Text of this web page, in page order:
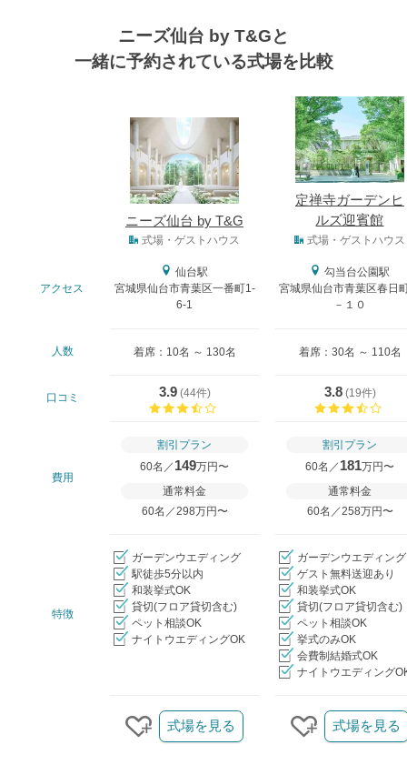
ニーズ仙台 by T&Gと
一緒に予約されている式場を比較
ニーズ仙台 by T&G
定禅寺ガーデンヒ
ルズ迎賓館
式場・ゲストハウス 式場・ゲストハウス
アクセス
仙台駅
宮城県仙台市青葉区一番町1-
6-1
勾当台公園駅
宮城県仙台市青葉区春日
－１０
人数 着席：10名 ～ 130名 着席：30名 ～ 110名
口コミ 3.9(44件)
3.8(19件)
費用
割引プラン
60名／ 149万円〜
通常料金
60名／298万円〜
割引プラン
60名／ 181万円〜
通常料金
60名／258万円〜
特徴
ガーデンウエディング
駅徒歩5分以内
和装挙式OK
貸切(フロア貸切含む)
ペット相談OK
ナイトウエディングOK
ガーデンウエディング
ゲスト無料送迎あり
和装挙式OK
貸切(フロア貸切含む)
ペット相談OK
挙式のみOK
会費制結婚式OK
ナイトウエディング
クリップする
式場を見る
クリップする
式場を見る